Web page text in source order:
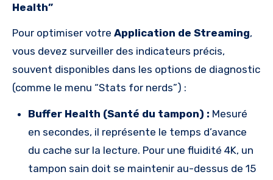
Health”
Pour optimiser votre Application de Streaming,
vous devez surveiller des indicateurs précis,
souvent disponibles dans les options de diagnostic
(comme le menu “Stats for nerds”) :
Buffer Health (Santé du tampon) : Mesuré
en secondes, il représente le temps d’avance
du cache sur la lecture. Pour une fluidité 4K, un
tampon sain doit se maintenir au-dessus de 15